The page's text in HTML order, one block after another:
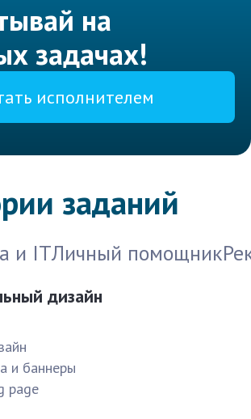
на
задачах!
исполнителем
заданий
и ITЛичный помощник
дизайн
и баннеры
page